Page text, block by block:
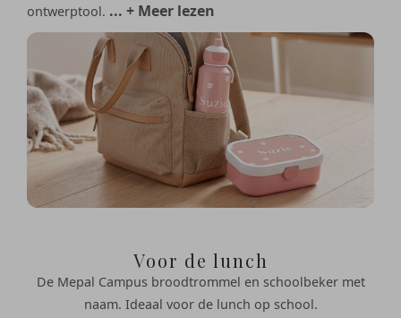
ontwerptool. ... + Meer lezen
Voor de lunch
De Mepal Campus broodtrommel en schoolbeker met
naam. Ideaal voor de lunch op school.